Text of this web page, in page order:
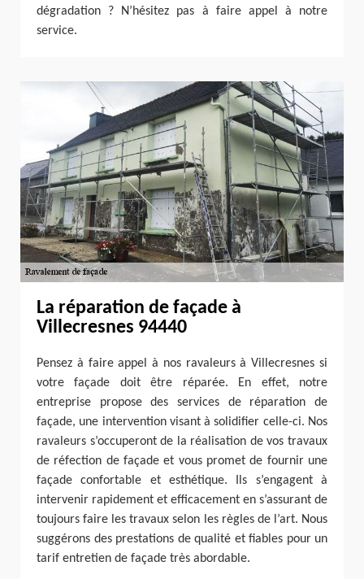
dégradation ? N’hésitez pas à faire appel à notre
service.
La réparation de façade à
Villecresnes 94440
Pensez à faire appel à nos ravaleurs à Villecresnes si
votre façade doit être réparée. En effet, notre
entreprise propose des services de réparation de
façade, une intervention visant à solidifier celle-ci. Nos
ravaleurs s’occuperont de la réalisation de vos travaux
de réfection de façade et vous promet de fournir une
façade confortable et esthétique. Ils s’engagent à
intervenir rapidement et efficacement en s’assurant de
toujours faire les travaux selon les règles de l’art. Nous
suggérons des prestations de qualité et fiables pour un
tarif entretien de façade très abordable.